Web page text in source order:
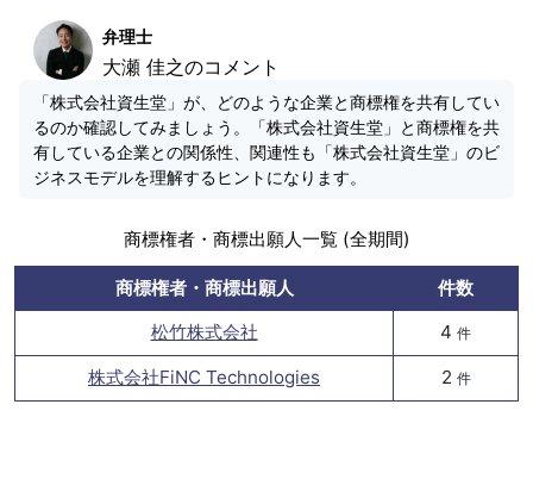
弁理士
大瀬 佳之のコメント
「株式会社資生堂」が、どのような企業と商標権を共有してい
るのか確認してみましょう。「株式会社資生堂」と商標権を共
有している企業との関係性、関連性も「株式会社資生堂」のビ
ジネスモデルを理解するヒントになります。
商標権者・商標出願人一覧 (全期間)
商標権者・商標出願人
件数
松竹株式会社
4 件
株式会社FiNC Technologies 2 件